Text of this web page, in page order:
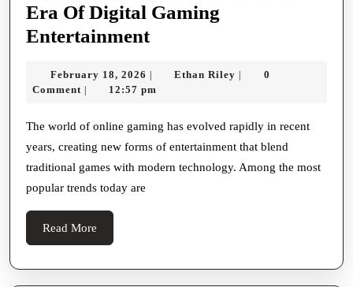
Era Of Digital Gaming
EntertainmentTogel
And
Slot:
A
New
Gaming
February 18, 2026 February
18,
| Ethan Riley Ethan
|
0
Comment | 12:57 pm
The world of online gaming has evolved rapidly in recent
years, creating new forms of entertainment that blend
traditional games with modern technology. Among the most
popular trends today are
Read More
More